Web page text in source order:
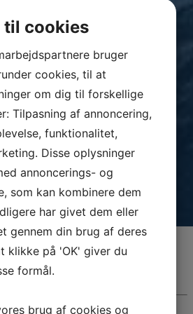
til cookies
bruger
cookies, til at
om dig til forskellige
Tilpasning af annoncering,
funktionalitet,
Disse oplysninger
annoncerings- og
som kan kombinere dem
har givet dem eller
gennem din brug af deres
klikke på 'OK' giver du
formål.
brug af cookies og